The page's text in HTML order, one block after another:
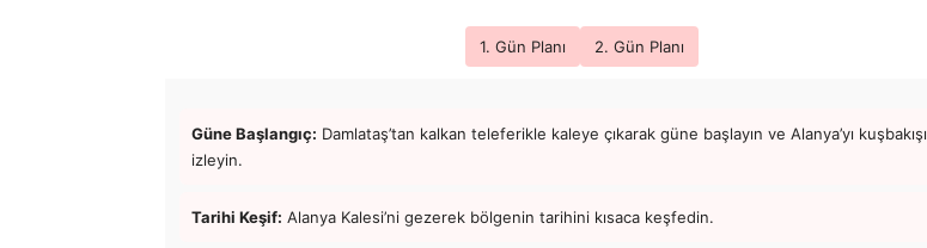
1. Gün Planı 2. Gün Planı
Güne Başlangıç: Damlataş’tan kalkan teleferikle kaleye çıkarak güne başlayın ve Alanya’yı kuşbakışı
izleyin.
Tarihi Keşif: Alanya Kalesi’ni gezerek bölgenin tarihini kısaca keşfedin.